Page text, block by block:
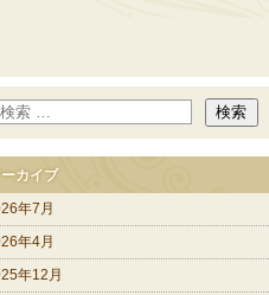
カイブ
年7月
年4月
年12月